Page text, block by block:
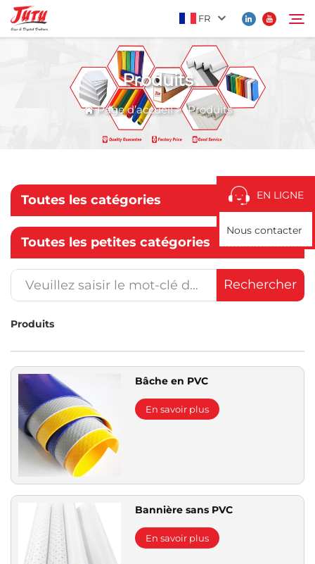
FR
Page d’accueil
Application
Actualités
Contactez-Nous
Rechercher
EN LIGNE
Nous contacter
Produits
Page d’accueil>Produits
Toutes les catégories
Toutes les petites catégories
Rechercher
Produits
Bâche en PVC
En savoir plus
Bannière sans PVC
En savoir plus